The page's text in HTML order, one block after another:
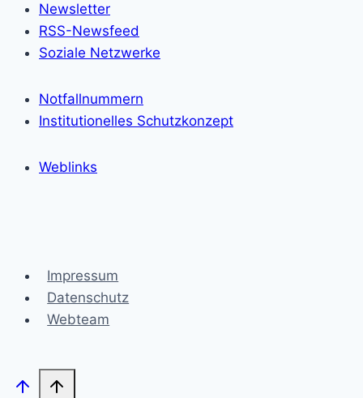
Newsletter
RSS-Newsfeed
Soziale Netzwerke
Notfallnummern
Institutionelles Schutzkonzept
Weblinks
Impressum
Datenschutz
Webteam